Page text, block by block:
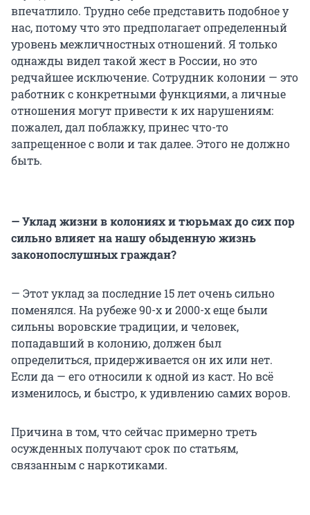
впечатлило. Трудно себе представить подобное у
нас, потому что это предполагает определенный
уровень межличностных отношений. Я только
однажды видел такой жест в России, но это
редчайшее исключение. Сотрудник колонии — это
работник с конкретными функциями, а личные
отношения могут привести к их нарушениям:
пожалел, дал поблажку, принес что-то
запрещенное с воли и так далее. Этого не должно
быть.
— Уклад жизни в колониях и тюрьмах до сих пор
сильно влияет на нашу обыденную жизнь
законопослушных граждан?
— Этот уклад за последние 15 лет очень сильно
поменялся. На рубеже 90-х и 2000-х еще были
сильны воровские традиции, и человек,
попадавший в колонию, должен был
определиться, придерживается он их или нет.
Если да — его относили к одной из каст. Но всё
изменилось, и быстро, к удивлению самих воров.
Причина в том, что сейчас примерно треть
осужденных получают срок по статьям,
связанным с наркотиками.